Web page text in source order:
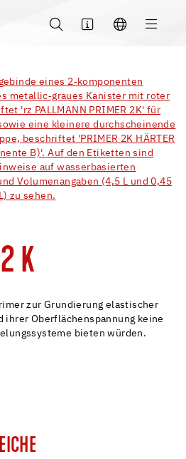
K
zur Grundierung elastischer
ihrer Oberflächenspannung keine
bieten würden.